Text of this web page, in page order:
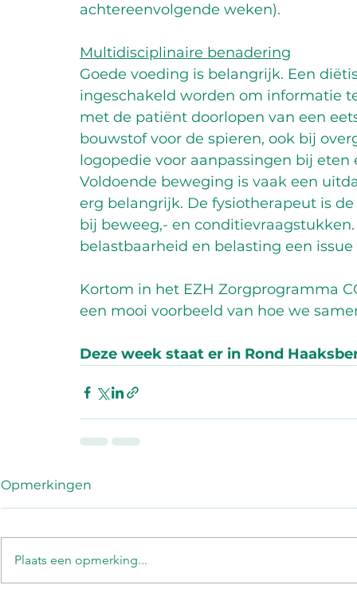
achtereenvolgende weken).
Multidisciplinaire benadering
Goede voeding is belangrijk. Een
ingeschakeld worden om informatie
met de patiënt doorlopen van een
bouwstof voor de spieren, ook bij
logopedie voor aanpassingen bij
Voldoende beweging is vaak een
erg belangrijk. De fysiotherapeut is
bij beweeg,- en
belastbaarheid en belasting een
Kortom in het EZH Zorgprogramma
een mooi voorbeeld van hoe we
Deze week staat er in Rond
Opmerkingen
Plaats een opmerking...